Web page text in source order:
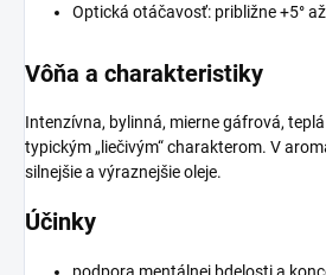
Optická otáčavosť: približne +5°
Vôňa a charakteristiky
Intenzívna, bylinná, mierne gáfrová,
typickým „liečivým“ charakterom. V
silnejšie a výraznejšie oleje.
Účinky
podpora mentálnej bdelosti a